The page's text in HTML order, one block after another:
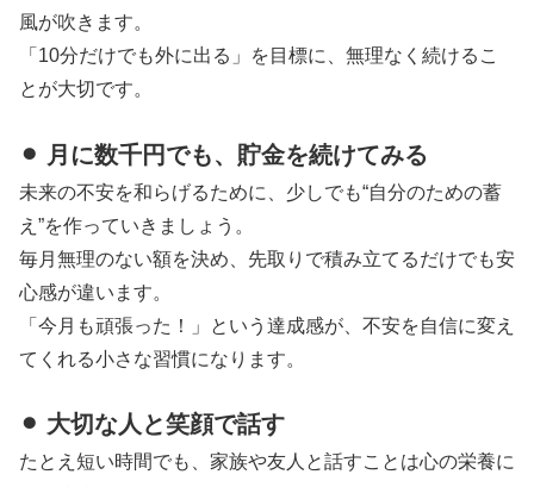
風が吹きます。
「10分だけでも外に出る」を目標に、無理なく続けるこ
とが大切です。
⚫︎ 月に数千円でも、貯金を続けてみる
未来の不安を和らげるために、少しでも“自分のための蓄
え”を作っていきましょう。
毎月無理のない額を決め、先取りで積み立てるだけでも安
心感が違います。
「今月も頑張った！」という達成感が、不安を自信に変え
てくれる小さな習慣になります。
⚫︎ 大切な人と笑顔で話す
たとえ短い時間でも、家族や友人と話すことは心の栄養に